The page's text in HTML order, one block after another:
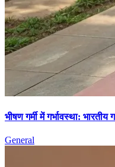
भीषण गर्मी में गर्भावस्था: भारतीय
General